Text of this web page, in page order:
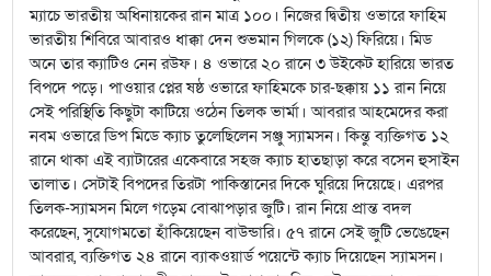
ম্যাচে ভারতীয় অধিনায়কের রান মাত্র ১০০। নিজের দ্বিতীয় ওভারে ফাহিম
ভারতীয় শিবিরে আবারও ধাক্কা দেন শুভমান গিলকে (১২) ফিরিয়ে। মিড
অনে তার ক্যাটিও নেন রউফ। ৪ ওভারে ২০ রানে ৩ উইকেট হারিয়ে ভারত
বিপদে পড়ে। পাওয়ার প্লের ষষ্ঠ ওভারে ফাহিমকে চার-ছক্কায় ১১ রান নিয়ে
সেই পরিস্থিতি কিছুটা কাটিয়ে ওঠেন তিলক ভার্মা। আবরার আহমেদের করা
নবম ওভারে ডিপ মিডে ক্যাচ তুলেছিলেন সঞ্জু স্যামসন। কিন্তু ব্যক্তিগত ১২
রানে থাকা এই ব্যাটারের একেবারে সহজ ক্যাচ হাতছাড়া করে বসেন হুসাইন
তালাত। সেটাই বিপদের তিরটা পাকিস্তানের দিকে ঘুরিয়ে দিয়েছে। এরপর
তিলক-স্যামসন মিলে গড়েম বোঝাপড়ার জুটি। রান নিয়ে প্রান্ত বদল
করেছেন, সুযোগমতো হাঁকিয়েছেন বাউন্ডারি। ৫৭ রানে সেই জুটি ভেঙেছেন
আবরার, ব্যক্তিগত ২৪ রানে ব্যাকওয়ার্ড পয়েন্টে ক্যাচ দিয়েছেন স্যামসন।